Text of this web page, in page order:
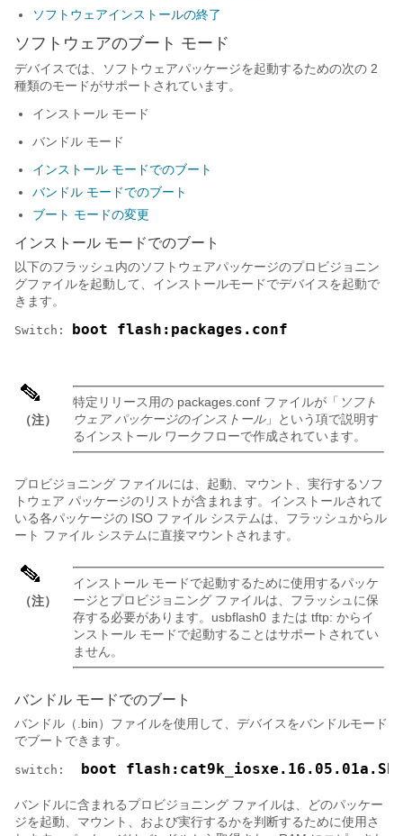
ソフトウェアインストールの終了
ソフトウェアのブート モード
デバイスでは、ソフトウェアパッケージを起動するための次の 2
種類のモードがサポートされています。
インストール モード
バンドル モード
インストール モードでのブート
バンドル モードでのブート
ブート モードの変更
インストール モードでのブート
以下のフラッシュ内のソフトウェアパッケージのプロビジョニン
グファイルを起動して、インストールモードでデバイスを起動で
きます。
Switch: boot flash:packages.conf
（注）
特定リリース用の packages.conf ファイルが「 ソフト
ウェア パッケージのインストール」という項で説明す
るインストール ワークフローで作成されています。
プロビジョニング ファイルには、起動、マウント、実行するソフ
トウェア パッケージのリストが含まれます。インストールされて
いる各パッケージの ISO ファイル システムは、フラッシュからル
ート ファイル システムに直接マウントされます。
（注）
インストール モードで起動するために使用するパッケ
ージとプロビジョニング ファイルは、フラッシュに保
存する必要があります。usbflash0 または tftp: からイ
ンストール モードで起動することはサポートされてい
ません。
バンドル モードでのブート
バンドル（.bin）ファイルを使用して、デバイスをバンドルモード
でブートできます。
switch: boot
バンドルに含まれるプロビジョニング ファイルは、どのパッケー
ジを起動、マウント、および実行するかを判断するために使用さ